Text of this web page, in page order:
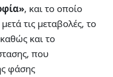
, και το οποίο
τις μεταβολές, το
και το
που
φάσης